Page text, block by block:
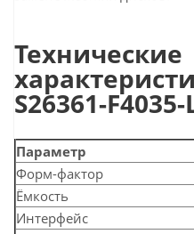
Технические
S26361-
Параметр
Форм-фактор
Ёмкость
Интерфейс